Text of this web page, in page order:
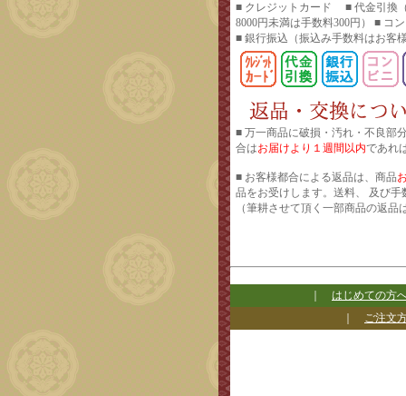
■ クレジットカード ■ 代金引換
8000円未満は手数料300円） ■ コ
■ 銀行振込 （振込み手数料はお客
■ 万一商品に破損・汚れ・不良部
合はお届けより１週間以内であれ
■ お客様都合による返品は、商品
品をお受けします。送料、 及び
（筆耕させて頂く一部商品の返品
はじめての方
ご注文